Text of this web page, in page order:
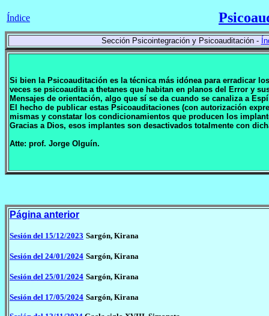
Índice
Sección Psicointegración y Psicoauditación -
Si bien la Psicoauditación es la técnica más idónea para erradicar
veces se psicoaudita a thetanes que habitan en planos del Error y
Mensajes de orientación, algo que sí se da cuando se canaliza a
El hecho de publicar estas Psicoauditaciones (con autorización
mismas y constatar los condicionamientos que producen los
Gracias a Dios, esos implantes son desactivados totalmente con
Atte: prof. Jorge Olguín.
Página anterior
Sesión del 15/12/2023 Sargón, Kirana
Sesión del 24/01/2024 Sargón, Kirana
Sesión del 25/01/2024 Sargón, Kirana
Sesión del 17/05/2024 Sargón, Kirana